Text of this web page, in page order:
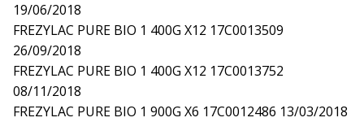
19/06/2018
FREZYLAC PURE BIO 1 400G X12 17C0013509
26/09/2018
FREZYLAC PURE BIO 1 400G X12 17C0013752
08/11/2018
FREZYLAC PURE BIO 1 900G X6 17C0012486 13/03/2018